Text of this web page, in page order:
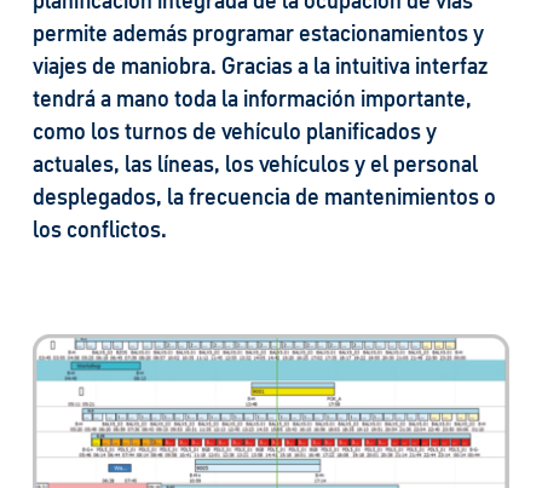
permite además programar estacionamientos y
viajes de maniobra. Gracias a la intuitiva interfaz
tendrá a mano toda la información importante,
como los turnos de vehículo planificados y
actuales, las líneas, los vehículos y el personal
desplegados, la frecuencia de mantenimientos o
los conflictos.